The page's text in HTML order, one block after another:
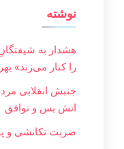
نوشته
هشدار به
را کنار می‌زند»
جنبش انقلابی
اتش بس و توافق
ضربت تکانشی و